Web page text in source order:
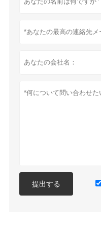
提出する